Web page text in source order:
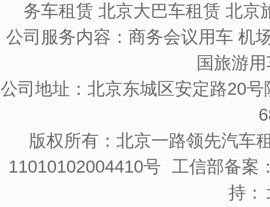
务车租赁 北京大巴车租赁 北京
公司服务内容：商务会议用车 机
国旅游
公司地址：北京东城区安定路20
版权所有：北京一路领先汽车
11010102004410号 工信部备案
持：